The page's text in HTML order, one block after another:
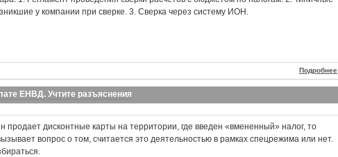
у компании при сверке. 3. Сверка через систему ИОН.
Подробнее
ЕНВД. Учтите разъяснения
продает дисконтные карты на территории, где введен «вмененный» налог, то
вопрос о том, считается это деятельностью в рамках спецрежима или нет.